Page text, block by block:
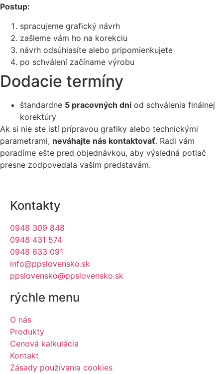
Postup:
spracujeme grafický návrh
zašleme vám ho na korekciu
návrh odsúhlasíte alebo pripomienkujete
po schválení začíname výrobu
Dodacie termíny
štandardne 5 pracovných dníod schválenia finálnej
korektúry
Ak si nie ste istí prípravou grafiky alebo technickými
parametrami, neváhajte nás kontaktovať. Radi vám
poradíme ešte pred objednávkou, aby výsledná potlač
presne zodpovedala vašim predstavám.
Kontakty
0948 309 848
0948 431 574
0948 633 091
info@ppslovensko.sk
ppslovensko@ppslovensko.sk
rýchle menu
O nás
Produkty
Cenová kalkulácia
Kontakt
Zásady používania cookies